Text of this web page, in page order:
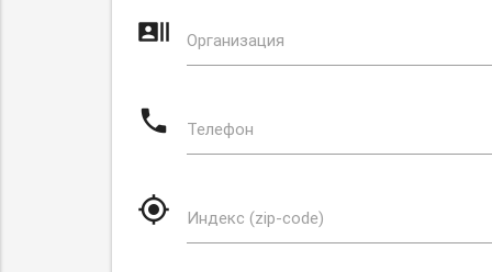
recent_actors Организация
phone Телефон
my_location Индекс (zip-code)